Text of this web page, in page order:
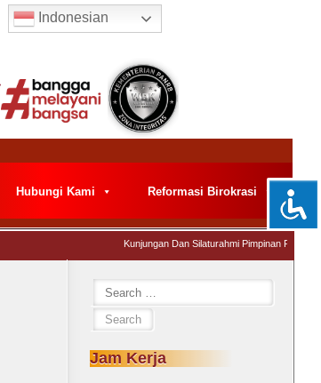
Indonesian
Hubungi Kami Reformasi Birokrasi
Kunjungan Dan Silaturahmi Pimpinan
Search
for:
Jam Kerja